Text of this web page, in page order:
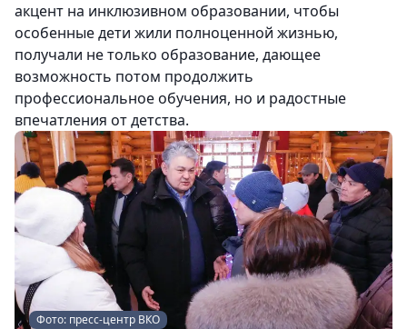
акцент на инклюзивном образовании, чтобы
особенные дети жили полноценной жизнью,
получали не только образование, дающее
возможность потом продолжить
профессиональное обучения, но и радостные
впечатления от детства.
Фото: пресс-центр ВКО